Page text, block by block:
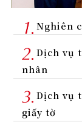
Nghiên
Dịch vụ
nhân
Dịch vụ
giấy tờ